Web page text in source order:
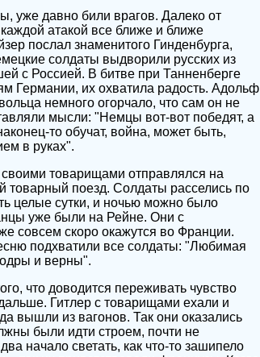
уже давно били врагов. Далеко от
атакой все ближе и ближе
послал знаменитого Гинденбурга,
солдаты выдворили русских из
с Россией. В битве при Танненберге
Германии, их охватила радость. Адольф
немного огорчало, что сам он не
мысли: "Немцы вот-вот победят, а
то обучат, война, может быть,
в руках".
товарищами отправлялся на
поезд. Солдаты расселись по
целые сутки, и ночью можно было
уже были на Рейне. Они с
совсем скоро окажутся во Франции.
подхватили все солдаты: "Любимая
и верны".
что доводится переживать чувство
Гитлер с товарищами ехали и
вышли из вагонов. Так они оказались
были идти строем, почти не
начало светать, как что-то зашипело